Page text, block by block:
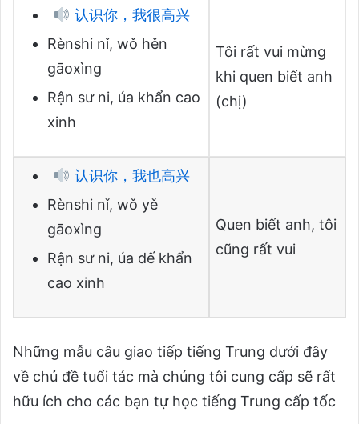
认识你，我很高兴
Rènshi nǐ, wǒ hěn
gāoxìng
Rận sư ni, úa khẩn cao
xinh
Tôi rất vui mừng
khi quen biết anh
(chị)
认识你，我也高兴
Rènshi nǐ, wǒ yě
gāoxìng
Rận sư ni, úa dế khẩn
cao xinh
Quen biết anh, tôi
cũng rất vui
Những mẫu câu giao tiếp tiếng Trung dưới đây
về chủ đề tuổi tác mà chúng tôi cung cấp sẽ rất
hữu ích cho các bạn tự học tiếng Trung cấp tốc